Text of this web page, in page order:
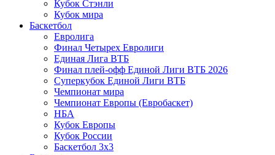
Кубок Стэнли
Кубок мира
Баскетбол
Евролига
Финал Четырех Евролиги
Единая Лига ВТБ
Финал плей-офф Единой Лиги ВТБ 2026
Суперкубок Единой Лиги ВТБ
Чемпионат мира
Чемпионат Европы (Евробаскет)
НБА
Кубок Европы
Кубок России
Баскетбол 3х3